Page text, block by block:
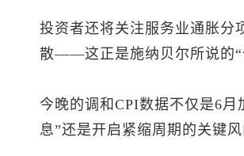
投资者还将关注服务业通胀分
散——这正是施纳贝尔所说的“
今晚的调和CPI数据不仅是6
息”还是开启紧缩周期的关键风